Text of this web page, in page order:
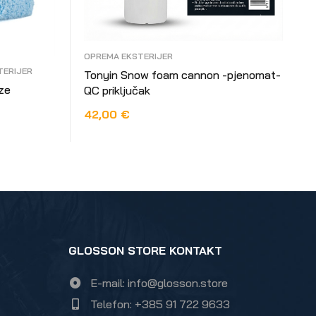
OPREMA EKSTERIJER
Tonyin Snow foam cannon -pjenomat-
QC priključak
42,00 €
GLOSSON STORE KONTAKT
E-mail: info@glosson.store
Telefon: +385 91 722 9633